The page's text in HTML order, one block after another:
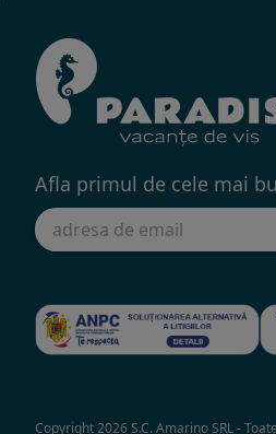
Afla primul de cele mai
Copyright 2026 S.C. Amarino SRL -